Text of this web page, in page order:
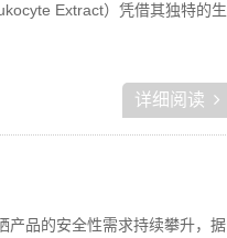
Extract）凭借其独特的生
详细阅读
产品的安全性需求持续攀升，据